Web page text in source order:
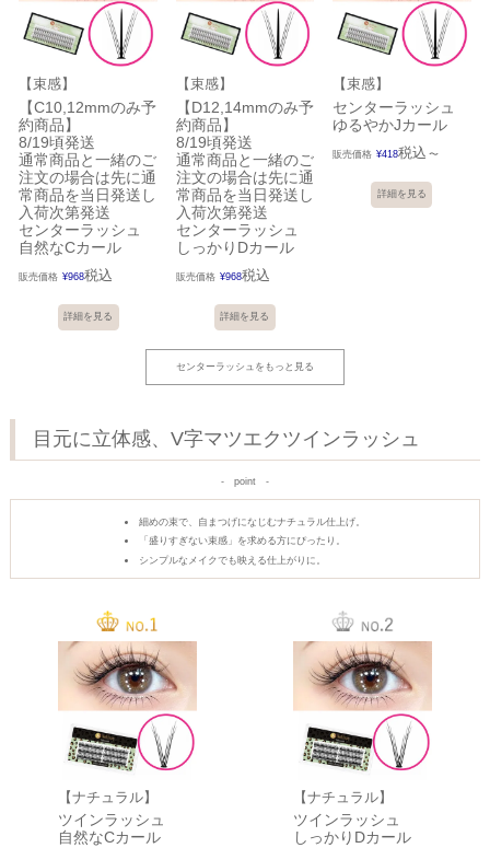
【束感】
【C10,12mmのみ予
約商品】
8/19頃発送
通常商品と一緒のご
注文の場合は先に通
常商品を当日発送し
入荷次第発送
センターラッシュ
自然なCカール
販売価格 ¥968税込
詳細を見る
【束感】
【D12,14mmのみ予
約商品】
8/19頃発送
通常商品と一緒のご
注文の場合は先に通
常商品を当日発送し
入荷次第発送
センターラッシュ
しっかりDカール
販売価格 ¥968税込
詳細を見る
【束感】
センターラッシュ
ゆるやかJカール
販売価格 ¥418税込 〜
詳細を見る
センターラッシュをもっと見る
目元に立体感、V字マツエクツインラッシュ
point
細めの束で、自まつげになじむナチュラル仕上げ。
「盛りすぎない束感」を求める方にぴったり。
シンプルなメイクでも映える仕上がりに。
【ナチュラル】
ツインラッシュ
自然なCカール
【ナチュラル】
ツインラッシュ
しっかりDカール